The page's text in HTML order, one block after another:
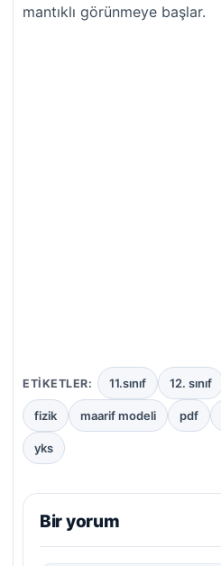
mantıklı görünmeye başlar.
ETIKETLER: 11.sınıf 12. sınıf
fizik maarif modeli pdf
yks
Bir yorum